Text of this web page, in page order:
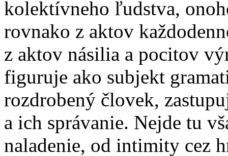
kolektívneho ľudstva,
rovnako z aktov
z aktov násilia a pocitov
figuruje ako subjekt
rozdrobený človek,
a ich správanie. Nejde tu
naladenie, od intimity cez